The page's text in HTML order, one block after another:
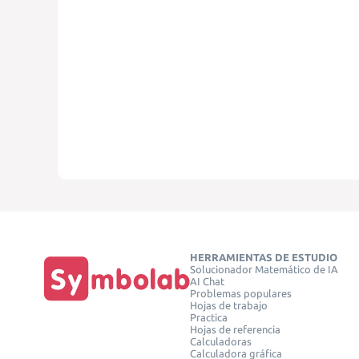
HERRAMIENTAS DE ESTUDIO
Solucionador Matemático de IA
AI Chat
Problemas populares
Hojas de trabajo
Practica
Hojas de referencia
Calculadoras
Calculadora gráfica